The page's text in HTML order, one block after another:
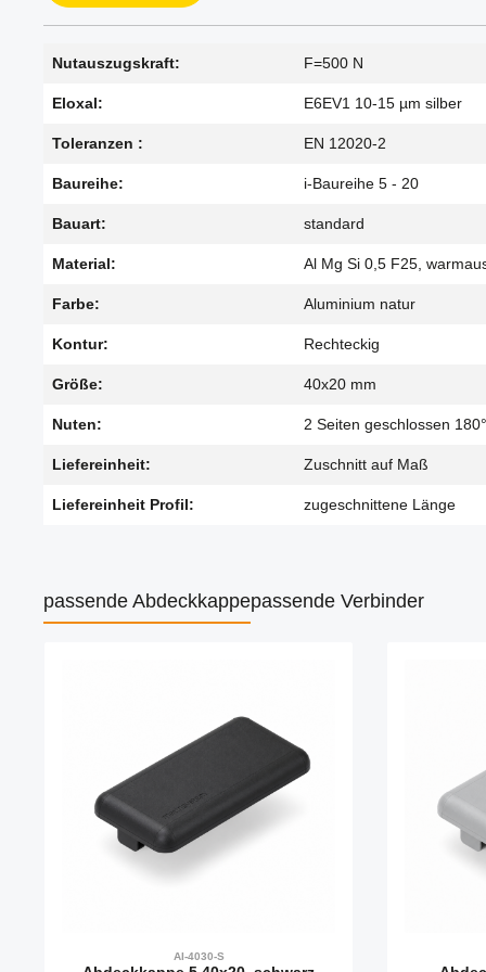
Nutauszugskraft: F=500 N
Eloxal: E6EV1 10-15 µm silber
Toleranzen : EN 12020-2
Baureihe: i-Baureihe 5 - 20
Bauart: standard
Material: Al Mg Si 0,5 F25,
Farbe: Aluminium natur
Kontur: Rechteckig
Größe: 40x20 mm
Nuten: 2 Seiten geschlossen 180°
Liefereinheit: Zuschnitt auf Maß
Liefereinheit Profil: zugeschnittene Länge
passende Abdeckkappepassende Verbinder
AI-4030-S